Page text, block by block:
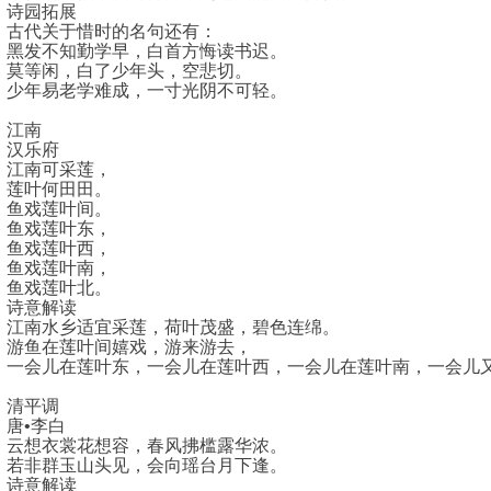
诗园拓展
古代关于惜时的名句还有：
黑发不知勤学早，白首方悔读书迟。
莫等闲，白了少年头，空悲切。
少年易老学难成，一寸光阴不可轻。
江南
汉乐府
江南可采莲，
莲叶何田田。
鱼戏莲叶间。
鱼戏莲叶东，
鱼戏莲叶西，
鱼戏莲叶南，
鱼戏莲叶北。
诗意解读
江南水乡适宜采莲，荷叶茂盛，碧色连绵。
游鱼在莲叶间嬉戏，游来游去，
一会儿在莲叶东，一会儿在莲叶西，一会儿在莲叶南，一会儿
清平调
唐•李白
云想衣裳花想容，春风拂槛露华浓。
若非群玉山头见，会向瑶台月下逢。
诗意解读